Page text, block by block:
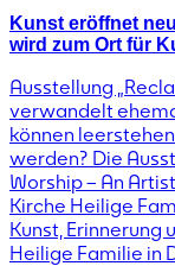
Kunst eröffnet
wird zum Ort für
Ausstellung
verwandelt
können
werden? Die
Worship – An
Kirche Heilige
Kunst, Erinnerung
Heilige Familie in